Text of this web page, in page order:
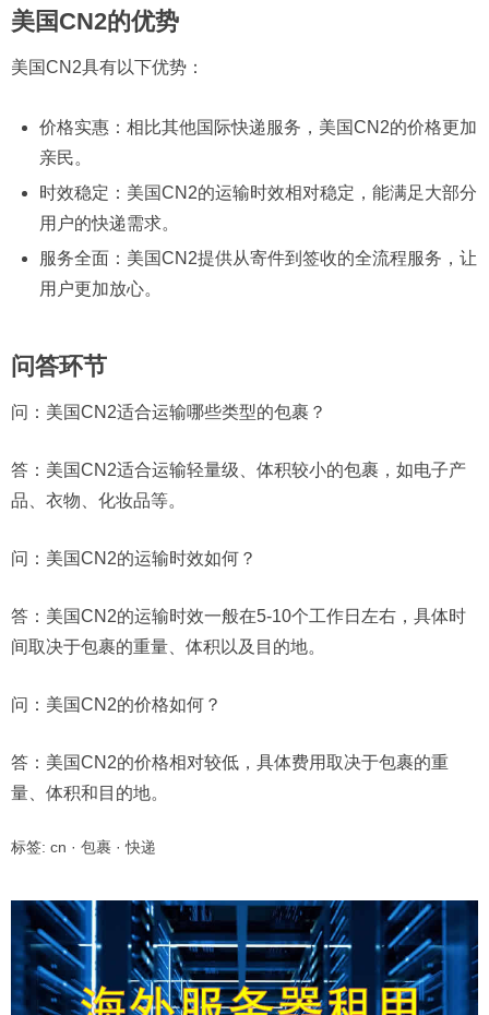
美国CN2的优势
美国CN2具有以下优势：
价格实惠：相比其他国际快递服务，美国CN2的价格更加
亲民。
时效稳定：美国CN2的运输时效相对稳定，能满足大部分
用户的快递需求。
服务全面：美国CN2提供从寄件到签收的全流程服务，让
用户更加放心。
问答环节
问：美国CN2适合运输哪些类型的包裹？
答：美国CN2适合运输轻量级、体积较小的包裹，如电子产
品、衣物、化妆品等。
问：美国CN2的运输时效如何？
答：美国CN2的运输时效一般在5-10个工作日左右，具体时
间取决于包裹的重量、体积以及目的地。
问：美国CN2的价格如何？
答：美国CN2的价格相对较低，具体费用取决于包裹的重
量、体积和目的地。
标签: cn · 包裹 ·快递